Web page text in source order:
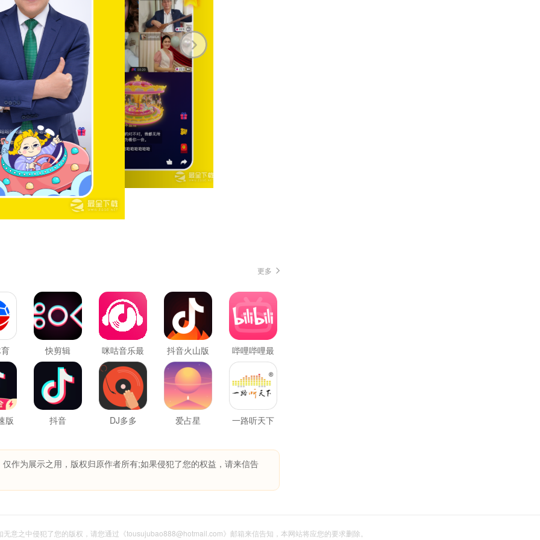
更多
快剪辑
咪咕音乐最
新版
抖音火山版
最新版
哔哩哔哩最
新版
版 抖音 DJ多多 爱占星
一路听天下
作为展示之用，版权归原作者所有;如果侵犯了您的权益，请来信告
意之中侵犯了您的版权，请您通过《tousujubao888@hotmail.com》邮箱来信告知，本网站将应您的要求删除。